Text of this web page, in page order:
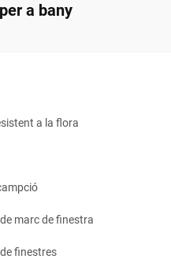
a bany
a la flora
marc de finestra
finestres